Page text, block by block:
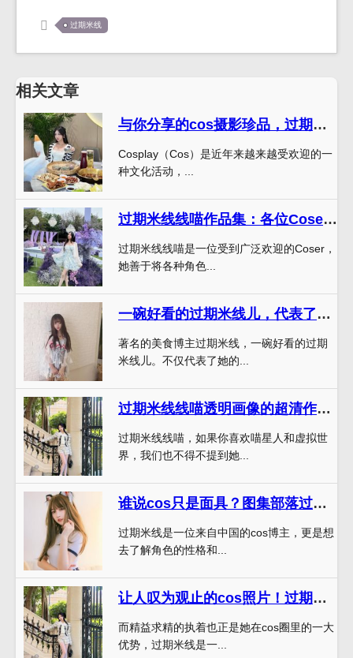
过期米线
相关文章
与你分享的cos摄影珍品，过期米线在线下载
Cosplay（Cos）是近年来越来越受欢迎的一
种文化活动，...
过期米线线喵作品集：各位Coser必备，独家分享最新Cos作品
过期米线线喵是一位受到广泛欢迎的Coser，
她善于将各种角色...
一碗好看的过期米线儿，代表了所有美食的艺术
著名的美食博主过期米线，一碗好看的过期
米线儿。不仅代表了她的...
过期米线线喵透明画像的超清作品合集，让你近距离感受虚拟世界的美
过期米线线喵，如果你喜欢喵星人和虚拟世
界，我们也不得不提到她...
谁说cos只是面具？图集部落过期米线拍摄的照片告诉你它的魅力之处
过期米线是一位来自中国的cos博主，更是想
去了解角色的性格和...
让人叹为观止的cos照片！过期米线是不是没有漏的宝藏图片
而精益求精的执着也正是她在cos圈里的一大
优势，过期米线是一...